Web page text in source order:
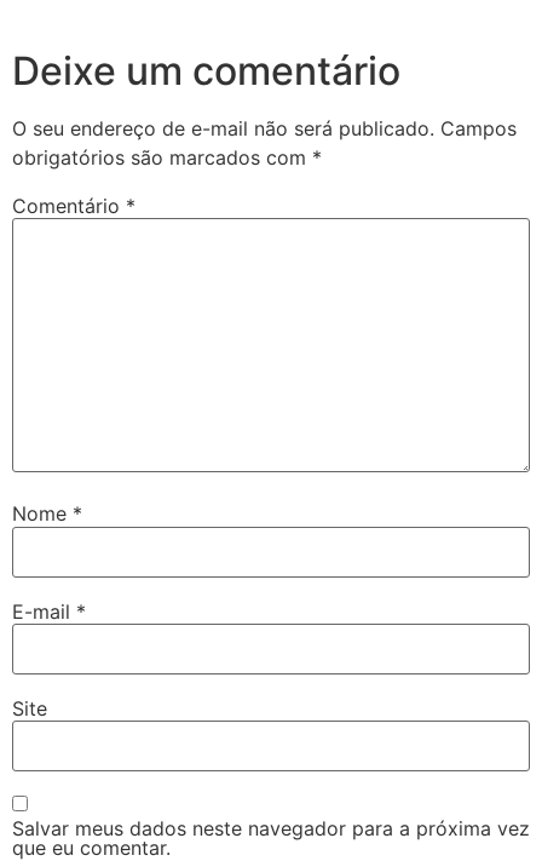
Deixe um comentário
O seu endereço de e-mail não será publicado. Campos
obrigatórios são marcados com *
Comentário *
Nome *
E-mail *
Site
Salvar meus dados neste navegador para a próxima vez
que eu comentar.